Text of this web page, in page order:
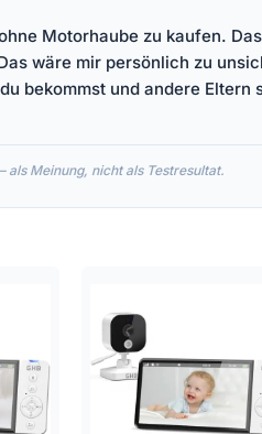
Motorhaube zu kaufen.
wäre mir persönlich zu
bekommst und andere Eltern
Meinung, nicht als Testresultat.